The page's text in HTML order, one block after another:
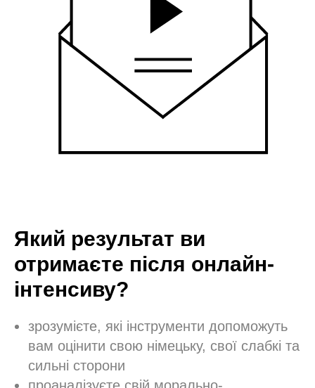
Який результат ви
отримаєте після онлайн-
інтенсиву?
зрозумієте, які інструменти допоможуть
вам оцінити свою німецьку, свої слабкі та
сильні сторони